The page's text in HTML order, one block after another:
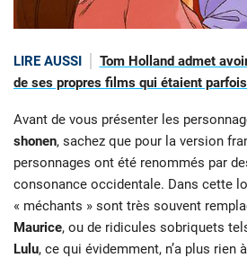
LIRE AUSSI
Tom Holland admet
de ses propres films qui étaient
Avant de vous présenter les
shonen, sachez que pour la version
personnages ont été renommés par
consonance occidentale. Dans cette
« méchants » sont très souvent
Maurice, ou de ridicules sobriquets
Lulu, ce qui évidemment, n’a plus rien